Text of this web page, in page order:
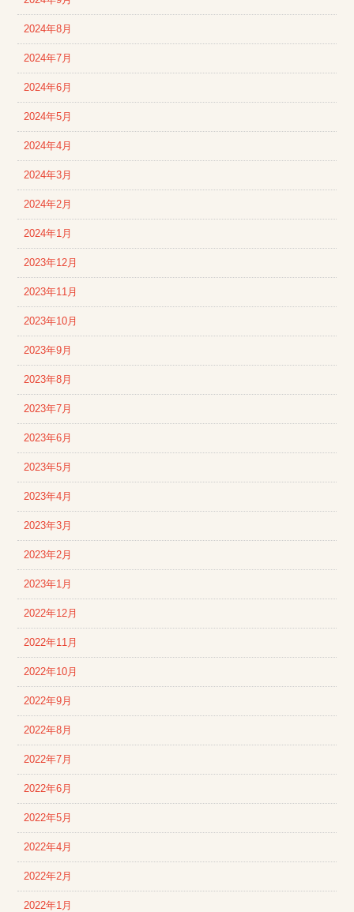
2024年8月
2024年7月
2024年6月
2024年5月
2024年4月
2024年3月
2024年2月
2024年1月
2023年12月
2023年11月
2023年10月
2023年9月
2023年8月
2023年7月
2023年6月
2023年5月
2023年4月
2023年3月
2023年2月
2023年1月
2022年12月
2022年11月
2022年10月
2022年9月
2022年8月
2022年7月
2022年6月
2022年5月
2022年4月
2022年2月
2022年1月